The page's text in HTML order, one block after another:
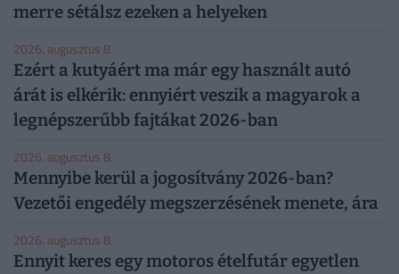
merre sétálsz ezeken a helyeken
2026. augusztus 8.
Ezért a kutyáért ma már egy használt autó
árát is elkérik: ennyiért veszik a magyarok a
legnépszerűbb fajtákat 2026-ban
2026. augusztus 8.
Mennyibe kerül a jogosítvány 2026-ban?
Vezetői engedély megszerzésének menete, ára
2026. augusztus 8.
Ennyit keres egy motoros ételfutár egyetlen